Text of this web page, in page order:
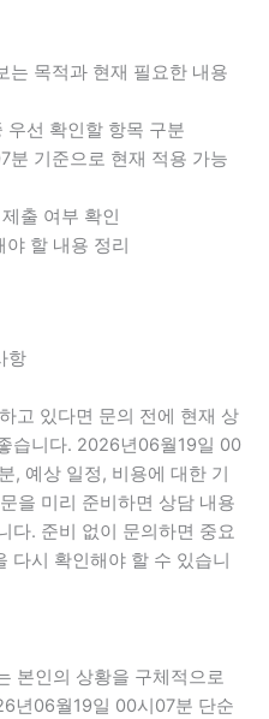
는 목적과 현재 필요한 내용
우선 확인할 항목 구분
기준으로 현재 적용 가능
출 여부 확인
할 내용 정리
항
고 있다면 문의 전에 현재 상
습니다. 2026년06월19일 00
, 예상 일정, 비용에 대한 기
을 미리 준비하면 상담 내용
다. 준비 없이 문의하면 중요
다시 확인해야 할 수 있습니
본인의 상황을 구체적으로
년06월19일 00시07분 단순